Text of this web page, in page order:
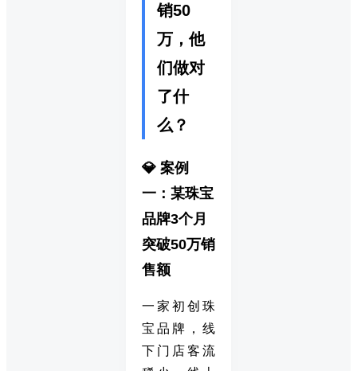
销50
万，他
们做对
了什
么？
💎 案例
一：某珠宝
品牌3个月
突破50万销
售额
一家初创珠
宝品牌，线
下门店客流